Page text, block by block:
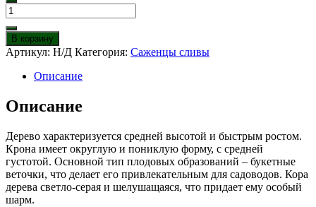
Количество
товара
Слива
Незнакомка
В корзину
Артикул: Н/Д Категория: Саженцы сливы
Описание
Описание
Дерево характеризуется средней высотой и быстрым ростом.
Крона имеет округлую и пониклую форму, с средней
густотой. Основной тип плодовых образований – букетные
веточки, что делает его привлекательным для садоводов. Кора
дерева светло-серая и шелушащаяся, что придает ему особый
шарм.